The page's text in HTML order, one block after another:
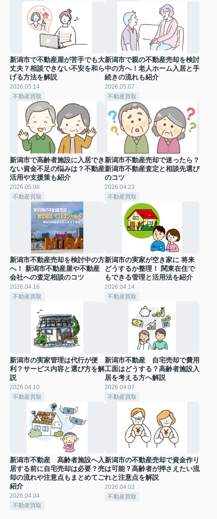
新潟市で不動産屋が苦手でも大
丈夫？相談できない不安を和ら
げる方法を解説
2026.05.14
不動産買取
新潟市で親の不動産売却を検討
中の方へ！老人ホーム入居と手
続きの流れも紹介
2026.05.07
不動産買取
新潟市で高齢者施設に入居でき
ない資金不足の悩みは？不動産
活用や支援策も紹介
2026.05.06
不動産買取
新潟市不動産売却で迷ったら？
新潟市不動産査定と相談先選び
のコツ
2026.04.23
不動産買取
新潟市不動産売却を検討中の方
へ！ 新潟市不動産屋や不動産
会社への査定相談のコツ
2026.04.16
不動産買取
新潟市の実家が空き家に 将来
どうするか整理！ 関東在住で
もできる管理と活用法を紹介
2026.04.14
不動産買取
新潟市の実家管理は代行が便
利？サービス内容と選び方を解
説
2026.04.10
不動産買取
新潟市不動産 自宅売却で費用
工面はどうする？高齢者施設入
居を考える方へ解説
2026.04.07
不動産買取
新潟市不動産 高齢者施設へ入
居する前に自宅売却は必要？売
却の流れや注意点もまとめてご
紹介
2026.04.04
不動産買取
新潟市の不動産売却で資金作り
は可能？高齢者が押さえたい流
れと注意点を解説
2026.04.03
不動産買取